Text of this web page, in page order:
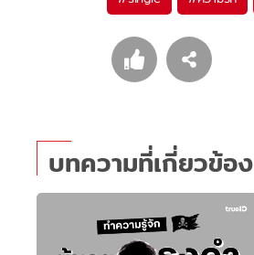
บทความที่เกี่ยวข้อง